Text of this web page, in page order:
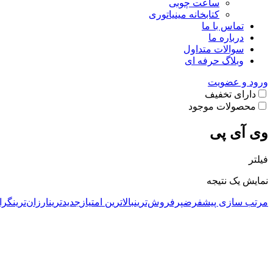
ساعت چوبی
کتابخانه مینیاتوری
تماس با ما
درباره ما
سوالات متداول
وبلاگ حرفه ای
ورود و عضویت
دارای تخفیف
محصولات موجود
وی آی پی
فیلتر
نمایش یک نتیجه
مرتب سازی پیشفرضپرفروش‌ترینبالاترین امتیاز جدیدترینارزان‌ترین